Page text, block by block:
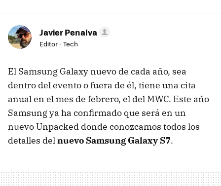
Javier Penalva
Editor - Tech
El Samsung Galaxy nuevo de cada año, sea
dentro del evento o fuera de él, tiene una cita
anual en el mes de febrero, el del MWC. Este año
Samsung ya ha confirmado que será en un
nuevo Unpacked donde conozcamos todos los
detalles delnuevo Samsung Galaxy S7.